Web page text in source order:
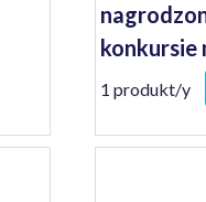
konkursie
seniorów
1 produkt/y